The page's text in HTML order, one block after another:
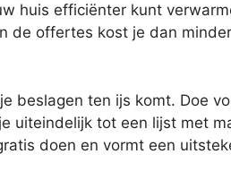
huis efficiënter kunt
de offertes kost je dan
beslagen ten ijs komt. Doe
uiteindelijk tot een lijst met
doen en vormt een